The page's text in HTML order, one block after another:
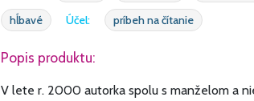
hĺbavé
Účel: príbeh na čítanie
Popis produktu:
V lete r. 2000 autorka spolu s manželom a